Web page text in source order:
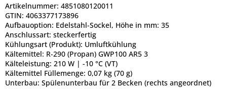
Artikelnummer: 4851080120011
GTIN: 4063377173896
Aufbauoption: Edelstahl-Sockel, Höhe in mm: 35
Anschlussart: steckerfertig
Kühlungsart (Produkt): Umluftkühlung
Kältemittel: R-290 (Propan) GWP100 AR5 3
Kälteleistung: 210 W | -10 °C (VT)
Kältemittel Füllemenge: 0,07 kg (70 g)
Unterbau: Spülenunterbau für 2 Becken (rechts angeordnet)